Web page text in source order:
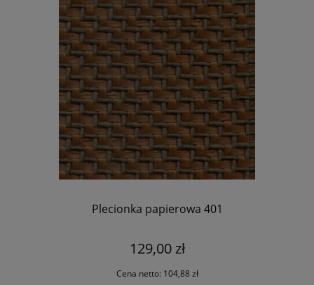
Plecionka papierowa 401
129,00 zł
Cena netto: 104,88 zł